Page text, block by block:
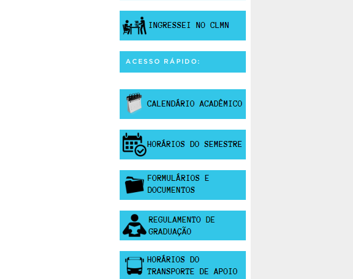
ACESSO RÁPIDO: